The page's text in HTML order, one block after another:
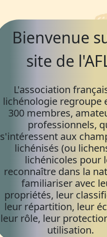
Bienvenue
site de
L'association
lichénologie regroupe
300 membres,
professionnels,
s'intéressent aux
lichénisés (ou
lichénicoles pour
reconnaître dans la
familiariser avec
propriétés, leur
leur répartition, leur
leur rôle, leur
utilisation.